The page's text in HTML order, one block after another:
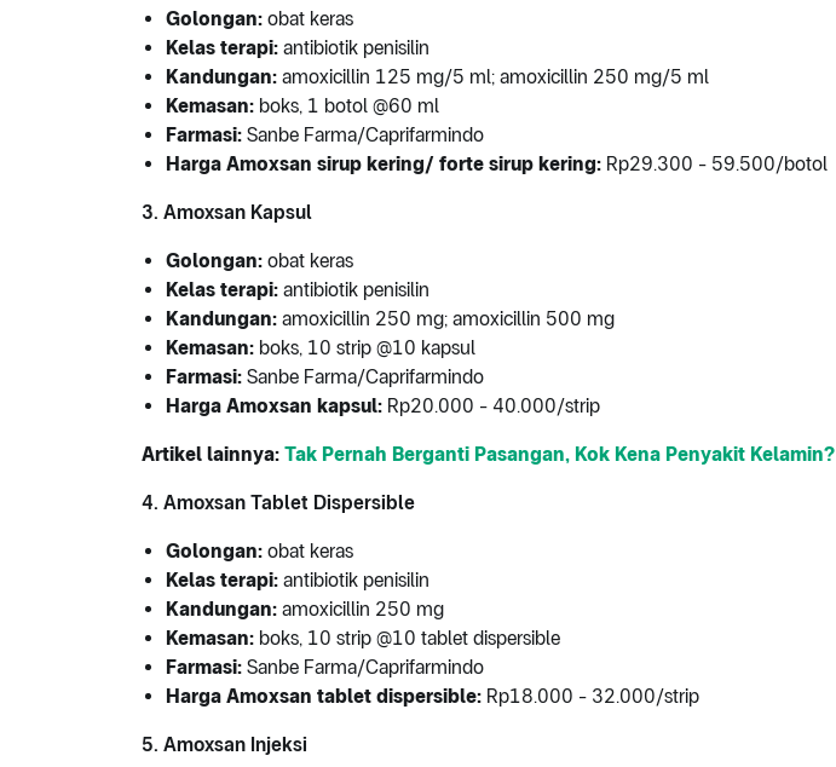
Golongan: obat keras
Kelas terapi: antibiotik penisilin
Kandungan: amoxicillin 125 mg/5 ml; amoxicillin 250 mg/5 ml
Kemasan: boks, 1 botol @60 ml
Farmasi: Sanbe Farma/Caprifarmindo
Harga Amoxsan sirup kering/ forte sirup kering: Rp29.300 - 59.500/botol
3. Amoxsan Kapsul
Golongan: obat keras
Kelas terapi: antibiotik penisilin
Kandungan: amoxicillin 250 mg; amoxicillin 500 mg
Kemasan: boks, 10 strip @10 kapsul
Farmasi: Sanbe Farma/Caprifarmindo
Harga Amoxsan kapsul: Rp20.000 - 40.000/strip
Artikel lainnya: Tak Pernah Berganti Pasangan, Kok Kena Penyakit Kelamin?
4. Amoxsan Tablet Dispersible
Golongan: obat keras
Kelas terapi: antibiotik penisilin
Kandungan: amoxicillin 250 mg
Kemasan: boks, 10 strip @10 tablet dispersible
Farmasi: Sanbe Farma/Caprifarmindo
Harga Amoxsan tablet dispersible: Rp18.000 - 32.000/strip
5. Amoxsan Injeksi